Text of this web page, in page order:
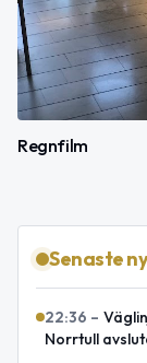
Regnfilm
Senaste
22:36 –
Norrtull